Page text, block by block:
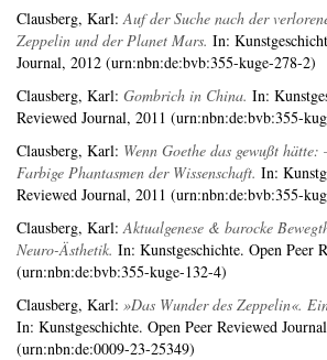
Clausberg, Karl:Auf der Suche nach der
Zeppelin und der Planet Mars. In:
Journal, 2012 (urn:nbn:de:bvb:355-kuge-278-2)
Clausberg, Karl: Gombrich in China. In:
Reviewed Journal, 2011 (urn:nbn:de:bvb:355-
Clausberg, Karl: Wenn Goethe das gewußt
Farbige Phantasmen der Wissenschaft. In:
Reviewed Journal, 2011 (urn:nbn:de:bvb:355-
Clausberg, Karl:Aktualgenese & barocke
Neuro-Ästhetik. In: Kunstgeschichte. Open Peer
(urn:nbn:de:bvb:355-kuge-132-4)
Clausberg, Karl: »Das Wunder des Zeppelin«.
In: Kunstgeschichte. Open Peer Reviewed
(urn:nbn:de:0009-23-25349)